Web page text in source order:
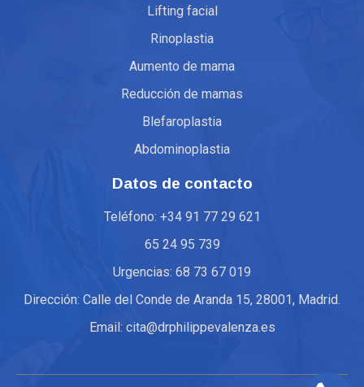
Lifting facial
Rinoplastia
Aumento de mama
Reducción de mamas
Blefaroplastia
Abdominoplastia
Datos de contacto
Teléfono: +34 91 77 29 621
65 24 95 739
Urgencias: 68 73 67 019
Dirección: Calle del Conde de Aranda 15, 28001, Madrid.
Email: cita@drphilippevalenza.es